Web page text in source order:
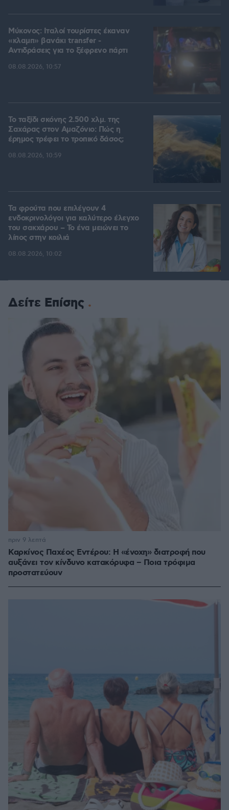
Μύκονος: Ιταλοί τουρίστες έκαναν
«κλαμπ» βανάκι transfer -
Αντιδράσεις για το ξέφρενο πάρτι
08.08.2026, 10:57
Το ταξίδι σκόνης 2.500 χλμ. της
Σαχάρας στον Αμαζόνιο: Πώς η
έρημος τρέφει το τροπικό δάσος;
08.08.2026, 10:59
Τα φρούτα που επιλέγουν 4
ενδοκρινολόγοι για καλύτερο έλεγχο
του σακχάρου – Το ένα μειώνει το
λίπος στην κοιλιά
08.08.2026, 10:02
Δείτε Επίσης
Καρκίνος Παχέος Εντέρου: Η «ένοχη» διατροφή που
αυξάνει τον κίνδυνο κατακόρυφα – Ποια τρόφιμα
προστατεύουν
πριν 9 λεπτά